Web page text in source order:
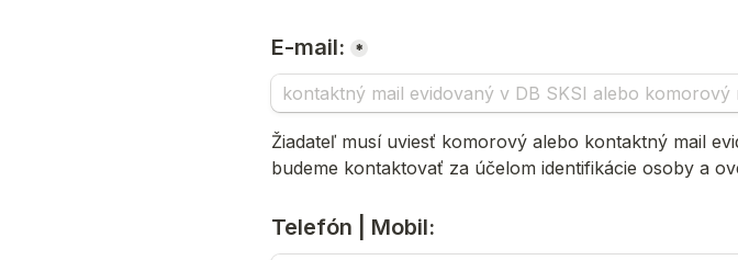
E-mail: *
Žiadateľ musí uviesť komorový alebo kontaktný mail
budeme kontaktovať za účelom identifikácie osoby a
Telefón | Mobil: